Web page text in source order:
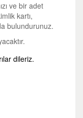
ve bir adet
kartı,
bulundurunuz.
dileriz.